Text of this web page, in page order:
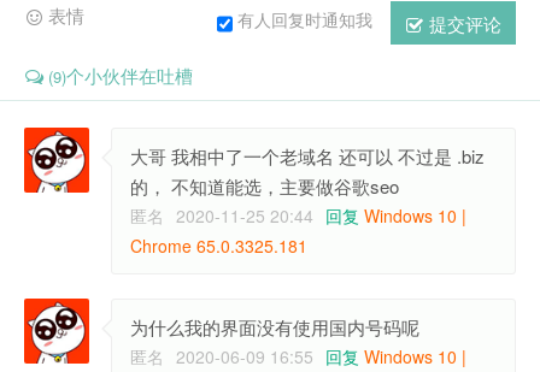
提交评论
有人回复时通知我
表情
(9)个小伙伴在吐槽
大哥 我相中了一个老域名 还可以 不过是 .biz
的， 不知道能选，主要做谷歌seo
匿名 2020-11-25 20:44 回复 Windows 10 |
Chrome 65.0.3325.181
为什么我的界面没有使用国内号码呢
匿名 2020-06-09 16:55 回复 Windows 10 |